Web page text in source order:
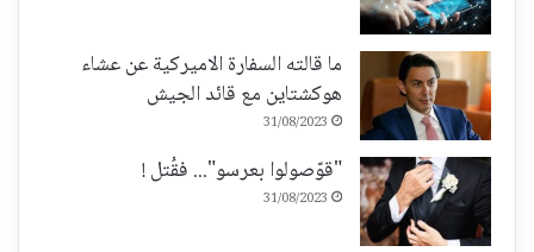
ما قالته السفارة الاميركية عن عشاء
هوكشتاين مع قائد الجيش
31/08/2023
"قوّصولوا بعرسو"... فقُتل !
31/08/2023